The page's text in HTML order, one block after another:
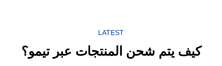
LATEST
كيف يتم شحن المنتجات عبر تيمو؟